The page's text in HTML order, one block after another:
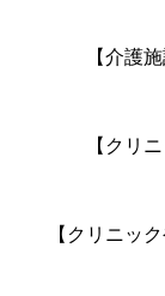
【介護
【クリ
【クリニッ